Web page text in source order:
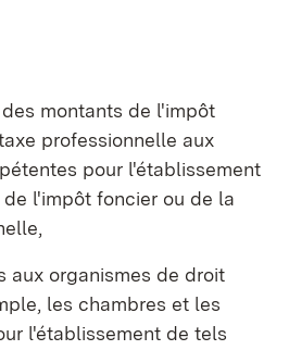
montants de l'impôt
professionnelle aux
pour l'établissement
l'impôt foncier ou de la
aux organismes de droit
les chambres et les
l'établissement de tels